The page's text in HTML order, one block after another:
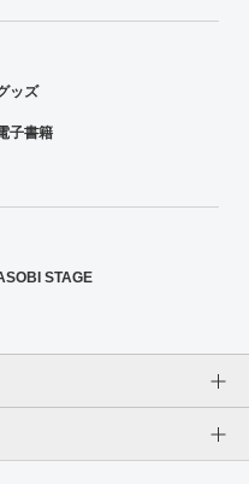
ッズ
子書籍
STAGE